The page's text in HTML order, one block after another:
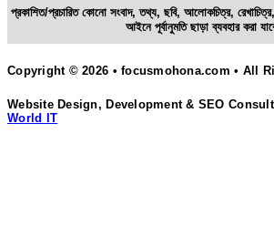
প্রকাশিত/প্রচারিত কোনো সংবাদ, তথ্য, ছবি, আলোকচিত্র, রেখাচিত্র,
আইনে পূর্বানুমতি ছাড়া ব্যবহার করা
Copyright © 2026 • focusmohona.com • All
Website Design, Development & SEO
World IT